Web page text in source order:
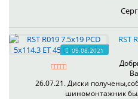
09.08.2021
RST
26.07.21. Диски
шиномонтажник